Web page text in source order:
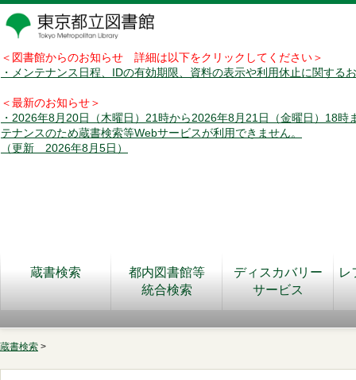
＜図書館からのお知らせ 詳細は以下をクリックしてください＞
・メンテナンス日程、IDの有効期限、資料の表示や利用休止に関する
＜最新のお知らせ＞
・2026年8月20日（木曜日）21時から2026年8月21日（金曜日）18時
テナンスのため蔵書検索等Webサービスが利用できません。
（更新 2026年8月5日）
蔵書検索
都内図書館等
統合検索
ディスカバリー
サービス
レ
蔵書検索 >